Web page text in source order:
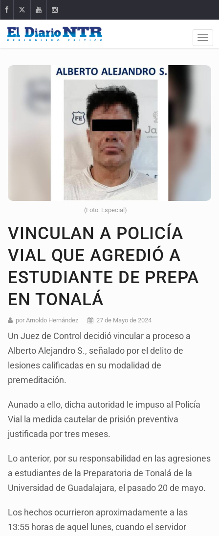
(Foto: Especial)
VINCULAN A POLICÍA
VIAL QUE AGREDIÓ A
ESTUDIANTE DE PREPA
EN TONALÁ
por Arnoldo Hernández 27 de Mayo de 2024
Un Juez de Control decidió vincular a proceso a
Alberto Alejandro S., señalado por el delito de
lesiones calificadas en su modalidad de
premeditación.
Aunado a ello, dicha autoridad le impuso al Policía
Vial la medida cautelar de prisión preventiva
justificada por tres meses.
Lo anterior, por su responsabilidad en las agresiones
a estudiantes de la Preparatoria de Tonalá de la
Universidad de Guadalajara, el pasado 20 de mayo.
Los hechos ocurrieron aproximadamente a las
13:55 horas de aquel lunes, cuando el servidor